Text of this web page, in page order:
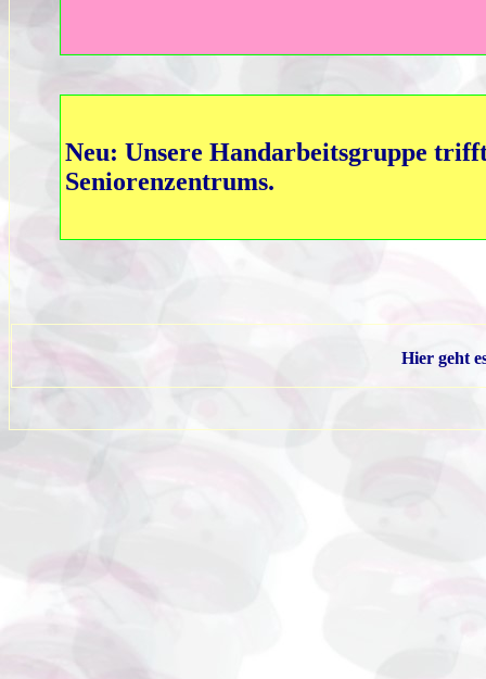
Neu: Unsere Handarbeitsgruppe
Seniorenzentrums.
Hier geht